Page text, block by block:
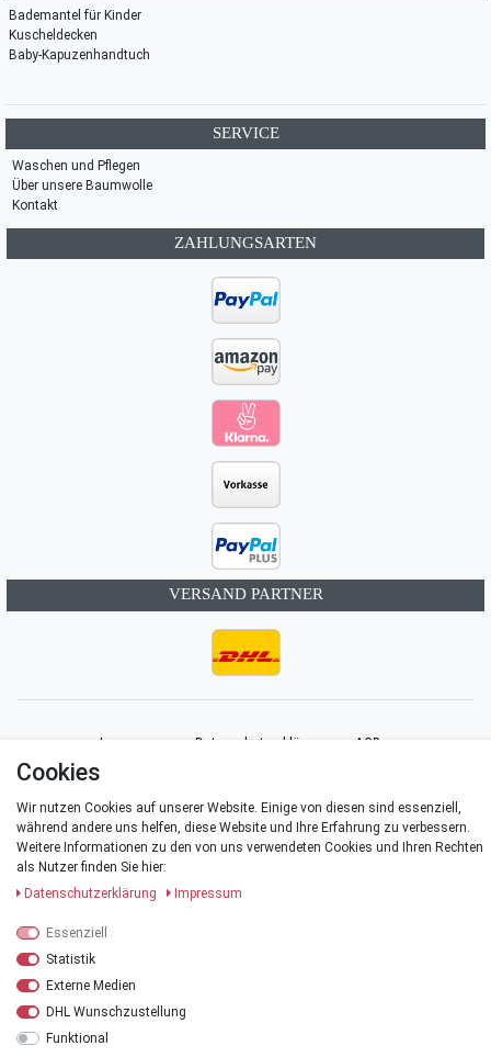
Bademantel für Kinder
Kuscheldecken
Baby-Kapuzenhandtuch
SERVICE
Waschen und Pflegen
Über unsere Baumwolle
Kontakt
ZAHLUNGSARTEN
VERSAND PARTNER
Impressum Daten­schutz­erklärung AGB
Barrierefreiheitserklärung Widerrufs­recht Vertrag widerrufen
*Alle Preise verstehen sich inklusive der Mehrwertsteuer, zuzüglich der
Cookies
Wir nutzen Cookies auf unserer Website. Einige von diesen sind essenziell,
während andere uns helfen, diese Website und Ihre Erfahrung zu verbessern.
Weitere Informationen zu den von uns verwendeten Cookies und Ihren Rechten
als Nutzer finden Sie hier:
Daten­schutz­erklärung
Impressum
Essenziell
Statistik
Externe Medien
DHL Wunschzustellung
Funktional